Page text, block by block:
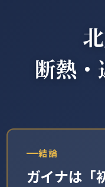
断熱
結論
ガイナは「